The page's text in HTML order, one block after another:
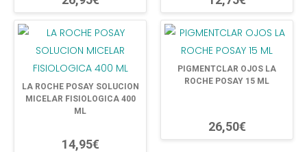
LA ROCHE POSAY SOLUCION
MICELAR FISIOLOGICA 400
ML
14,95€
PIGMENTCLAR OJOS LA
ROCHE POSAY 15 ML
26,50€